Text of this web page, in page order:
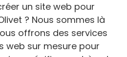
un site web pour
? Nous sommes là
offrons des services
web sur mesure pour